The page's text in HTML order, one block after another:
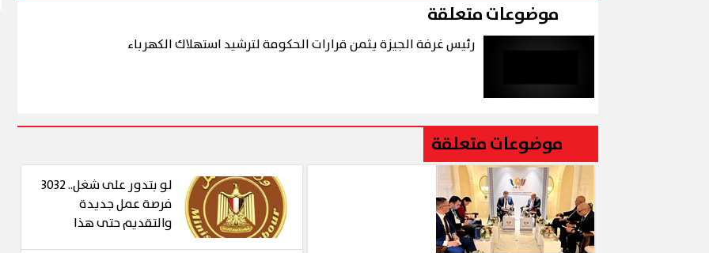
موضوعات متعلقة
رئيس غرفة الجيزة يثمن قرارات الحكومة لترشيد استهلاك الكهرباء
موضوعات متعلقة
لو بتدور على شغل.. 3032
فرصة عمل جديدة
والتقديم حتى هذا